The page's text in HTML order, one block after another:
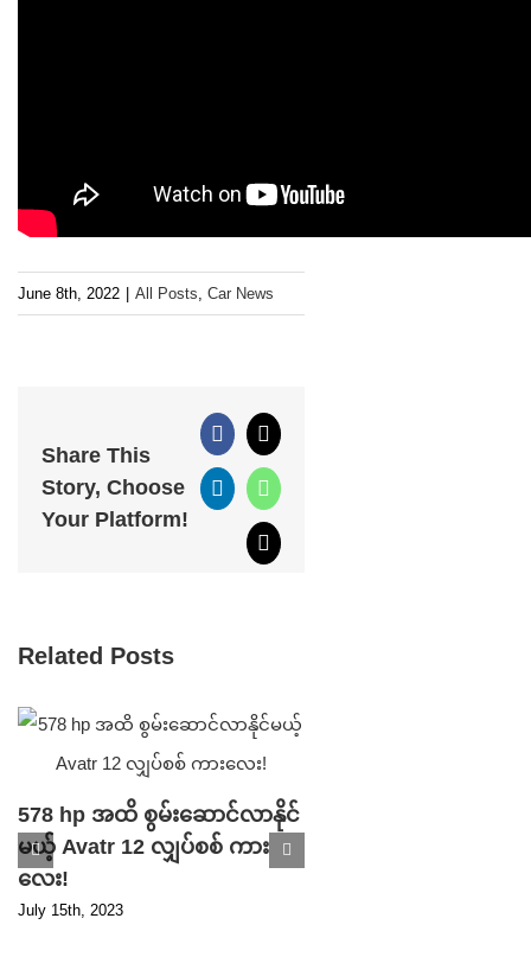
June 8th, 2022 All Posts, Car News
Share This
Story, Choose
Your Platform!
Facebook
X
LinkedInWhatsApp
Email
Related Posts
578 hp အထိ စွမ်းဆောင်လာနိုင်
မယ့် Avatr 12 လျှပ်စစ် ကား
လေး!
July 15th, 2023